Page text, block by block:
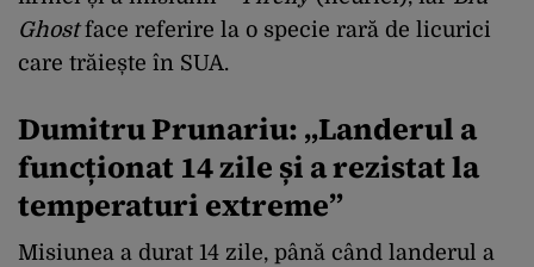
Ghostface referire la o specie rară de licurici
care trăiește în SUA.
Dumitru Prunariu: „Landerul a
funcționat 14 zile și a rezistat la
temperaturi extreme”
Misiunea a durat 14 zile, până când landerul a